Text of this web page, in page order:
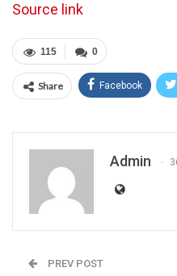
Source link
0
115
Share Facebook
Admin
PREV POST